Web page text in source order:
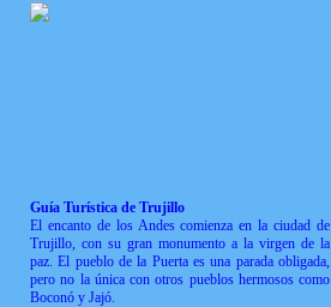
Guía Turística de Trujillo
El encanto de los Andes comienza en la ciudad de
Trujillo, con su gran monumento a la virgen de la
paz. El pueblo de la Puerta es una parada obligada,
pero no la única con otros pueblos hermosos como
Boconó y Jajó.